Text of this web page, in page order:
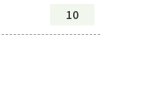
10